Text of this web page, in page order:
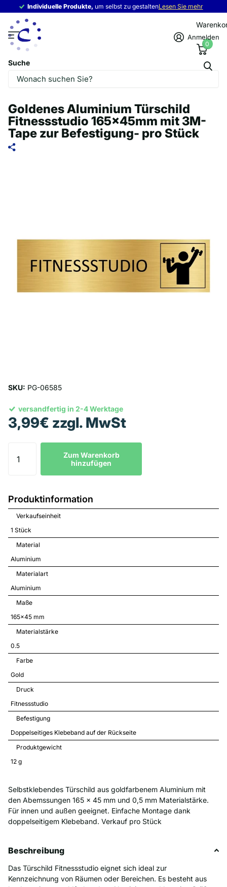
Individuelle Produkte, um selbst zu gestaltenLesen Sie mehr
Individuelle Produkte,
Suche
Anmelden
0
Goldenes Aluminium Türschild
Fitnessstudio 165x45mm mit 3M-
Tape zur Befestigung- pro Stück
SKU: PG-06585
versandfertig in 2-4 Werktage
3,99€ zzgl. MwSt
Zum Warenkorb
hinzufügen
Produktinformation
Verkaufseinheit
1 Stück
Material
Aluminium
Materialart
Aluminium
Maße
165x45 mm
Materialstärke
0.5
Farbe
Gold
Druck
Fitnessstudio
Befestigung
Doppelseitiges Klebeband auf der Rückseite
Produktgewicht
12 g
Selbstklebendes Türschild aus goldfarbenem Aluminium mit
den Abemssungen 165 x 45 mm und 0,5 mm Materialstärke.
Für innen und außen geeignet. Einfache Montage dank
doppelseitigem Klebeband. Verkauf pro Stück
Beschreibung
Das Türschild Fitnessstudio eignet sich ideal zur
Kennzeichnung von Räumen oder Bereichen. Es besteht aus